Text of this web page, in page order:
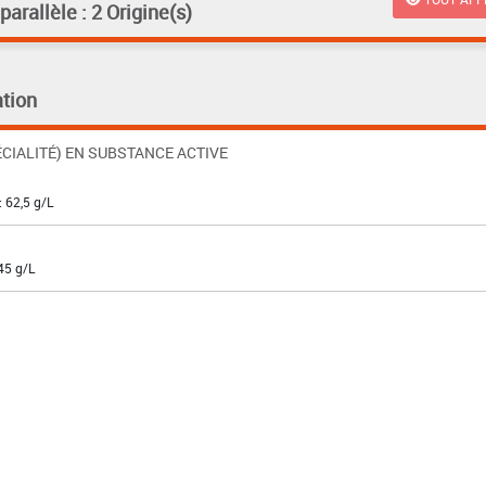
: 2 Origine(s)
EN SUBSTANCE ACTIVE
g/L
g/L